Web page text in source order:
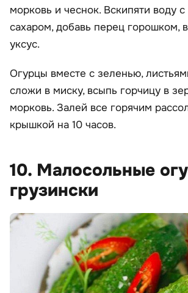
морковь и чеснок. Вскипяти воду
сахаром, добавь перец горошком,
уксус.
Огурцы вместе с зеленью,
сложи в миску, всыпь горчицу в
морковь. Залей все горячим
крышкой на 10 часов.
10. Малосольные
грузински